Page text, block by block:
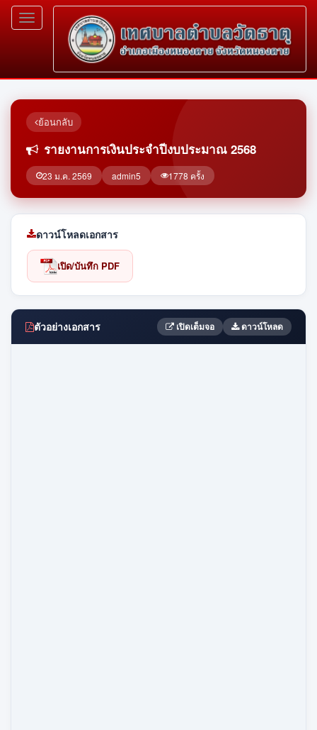
Toggle
navigation
ย้อนกลับ
รายงานการเงินประจำปีงบประมาณ 2568
23 ม.ค. 2569 admin5 1778 ครั้ง
ดาวน์โหลดเอกสาร
เปิด/บันทึก PDF
ตัวอย่างเอกสาร เปิดเต็มจอ ดาวน์โหลด